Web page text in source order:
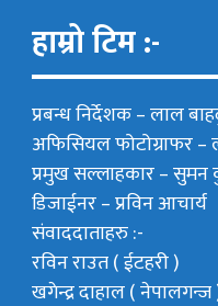
हाम्रो टिम :-
प्रबन्ध निर्देशक –लाल
अफिसियल फोटोग्राफर –
प्रमुख सल्लाहकार –सुमन
डिजाईनर – प्रविन आचार्य
संवाददाताहरु :-
रविन राउत ( ईटहरी )
खगेन्द्र दाहाल ( नेपालगन्ज